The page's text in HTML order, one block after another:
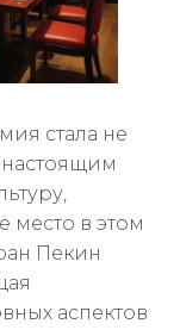
стала не
настоящим
в этом
Пекин
аспектов